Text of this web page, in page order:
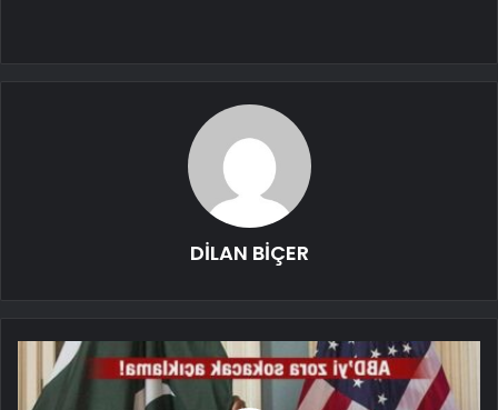
DİLAN BİÇER